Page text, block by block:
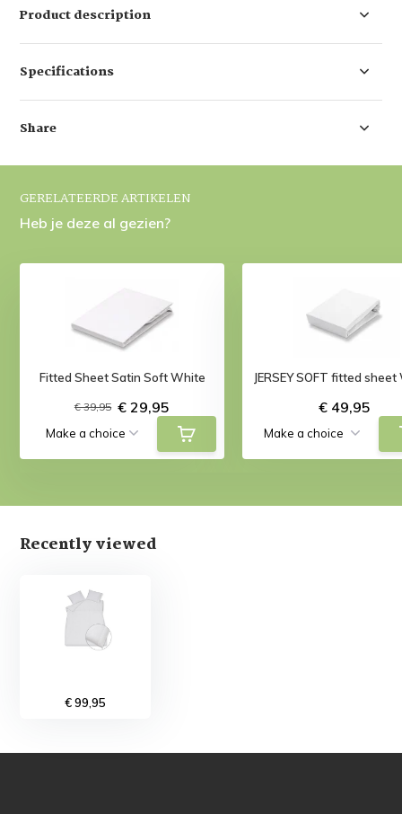
Product description
Specifications
Share
GERELATEERDE ARTIKELEN
Heb je deze al gezien?
Fitted Sheet Satin Soft White
€ 39,95 € 29,95
JERSEY SOFT fitted
€ 49,95
Recently viewed
€ 99,95